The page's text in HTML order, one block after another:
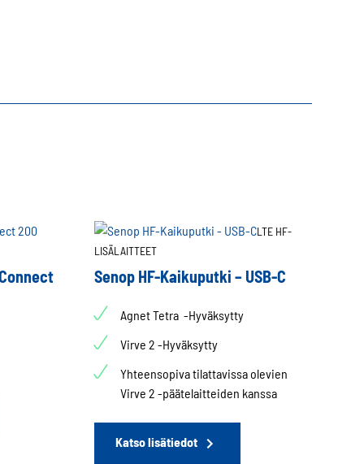
LTE HF-
LISÄLAITTEET
Senop HF-Kaikuputki – USB-C
Agnet Tetra -Hyväksytty
Virve 2 -Hyväksytty
Yhteensopiva tilattavissa olevien
Virve 2 -päätelaitteiden kanssa
Katso lisätiedot